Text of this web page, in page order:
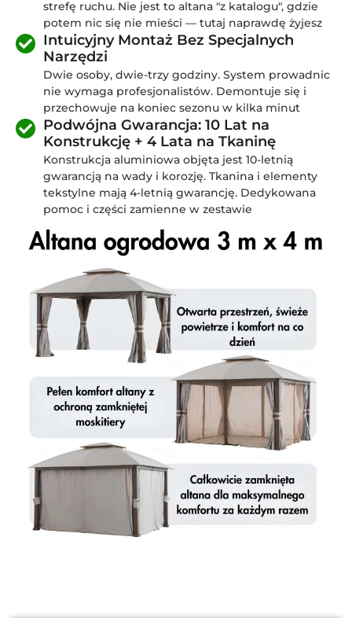
strefę ruchu. Nie jest to altana "z katalogu", gdzie
potem nic się nie mieści — tutaj naprawdę żyjesz
Intuicyjny Montaż Bez Specjalnych
Narzędzi
Dwie osoby, dwie-trzy godziny. System prowadnic
nie wymaga profesjonalistów. Demontuje się i
przechowuje na koniec sezonu w kilka minut
Podwójna Gwarancja: 10 Lat na
Konstrukcję + 4 Lata na Tkaninę
Konstrukcja aluminiowa objęta jest 10-letnią
gwarancją na wady i korozję. Tkanina i elementy
tekstylne mają 4-letnią gwarancję. Dedykowana
pomoc i części zamienne w zestawie